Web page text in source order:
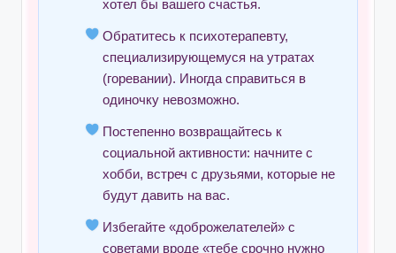
хотел бы вашего счастья.
Обратитесь к психотерапевту,
специализирующемуся на утратах
(горевании). Иногда справиться в
одиночку невозможно.
Постепенно возвращайтесь к
социальной активности: начните с
хобби, встреч с друзьями, которые не
будут давить на вас.
Избегайте «доброжелателей» с
советами вроде «тебе срочно нужно